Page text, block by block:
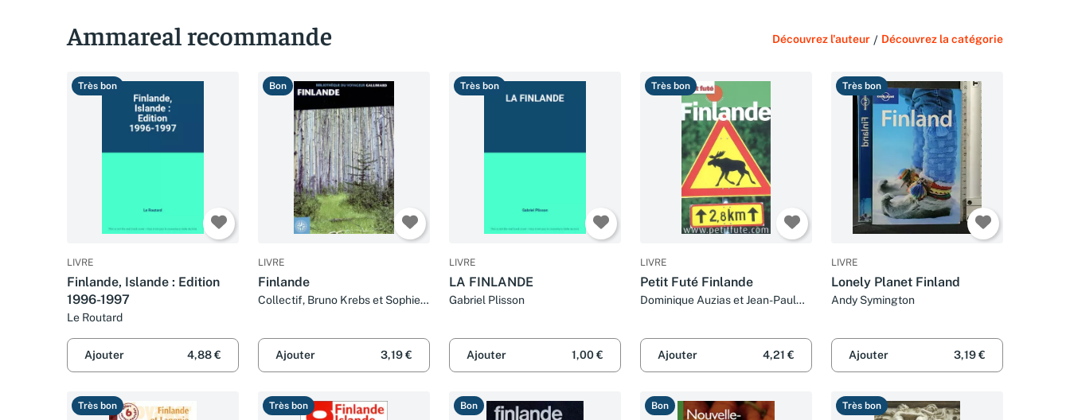
Ammareal recommande Découvrez l'auteur / Découvrez la catégorie
Très bon
LIVRE
Finlande, Islande : Edition
1996-1997
Le Routard
Ajouter 4,88 €
Bon
LIVRE
Finlande
Collectif, Bruno Krebs et Sophie
Ajouter 3,19 €
Très bon
LIVRE
LA FINLANDE
Gabriel Plisson
Ajouter 1,00 €
Très bon
LIVRE
Petit Futé Finlande
Dominique Auzias et Jean-Paul
Ajouter 4,21 €
Très bon
LIVRE
Lonely Planet Finland
Andy Symington
Ajouter 3,19 €
Très bon Très bon Bon Bon Très bon